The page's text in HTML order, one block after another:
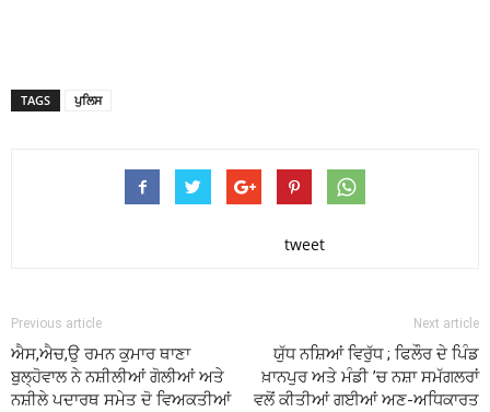
TAGS ਪੁਲਿਸ
tweet
Previous article
ਐਸ,ਐਚ,ਉ ਰਮਨ ਕੁਮਾਰ ਥਾਣਾ
ਬੁਲ੍ਹੋਵਾਲ ਨੇ ਨਸ਼ੀਲੀਆਂ ਗੋਲੀਆਂ ਅਤੇ
ਨਸ਼ੀਲੇ ਪਦਾਰਥ ਸਮੇਤ ਦੋ ਵਿਅਕਤੀਆਂ
Next article
ਯੁੱਧ ਨਸ਼ਿਆਂ ਵਿਰੁੱਧ ; ਫਿਲੌਰ ਦੇ ਪਿੰਡ
ਖ਼ਾਨਪੁਰ ਅਤੇ ਮੰਡੀ ’ਚ ਨਸ਼ਾ ਸਮੱਗਲਰਾਂ
ਵਲੋਂ ਕੀਤੀਆਂ ਗਈਆਂ ਅਣ-ਅਧਿਕਾਰਤ